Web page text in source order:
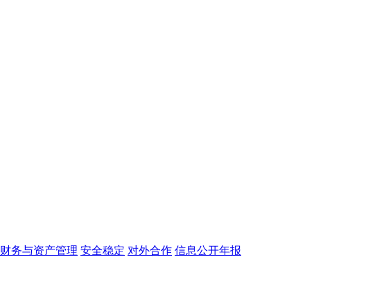
财务与资产管理 安全稳定 对外合作 信息公开年报